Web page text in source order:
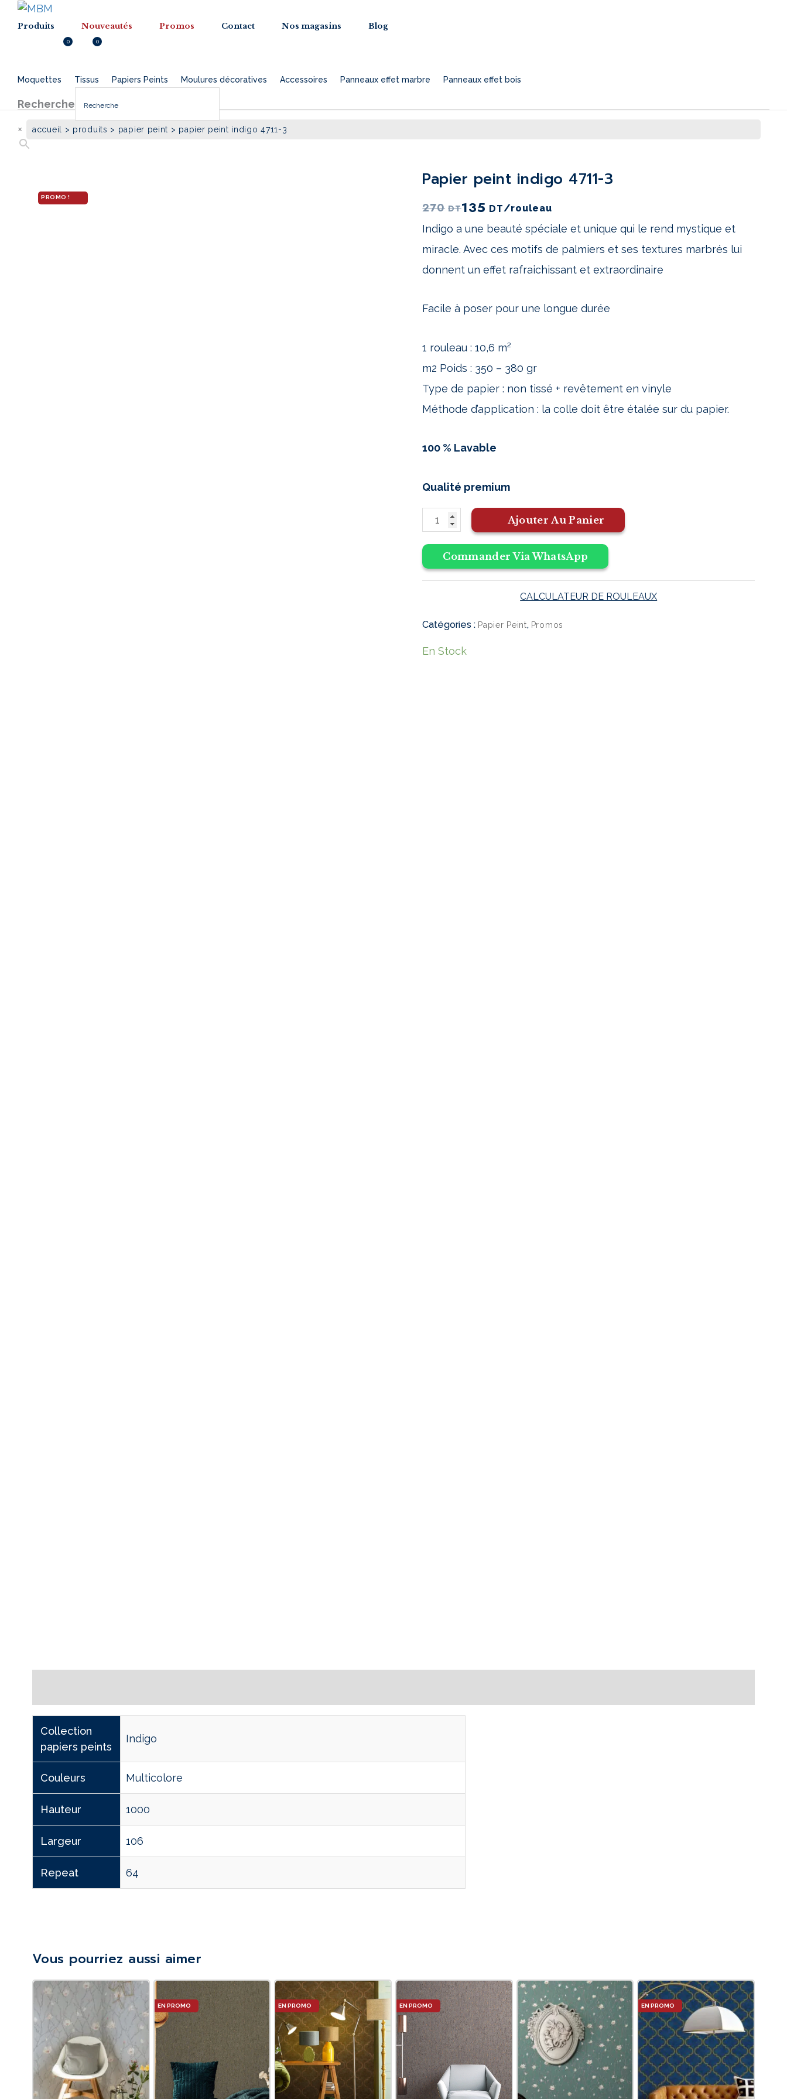
Produits Nouveautés Promos Contact Nos magasins Blog
Inscription
0 0
0.000
Moquettes Tissus Papiers Peints Moulures décoratives Accessoires Panneaux effet marbre Panneaux effet bois
Recherche
× accueil > produits > papier peint > papier peint indigo 4711-3
PROMO !
papier peint indigo 4711-3
270 DT135 DT/rouleau
prix
Indigo a une beauté spéciale et unique qui le rend mystique et
miracle. Avec ces motifs de palmiers et ses textures marbrés lui
donnent un effet rafraichissant et extraordinaire
Facile à poser pour une longue durée
1 rouleau : 10,6 m²
m2 Poids : 350 – 380 gr
Type de papier : non tissé + revêtement en vinyle
Méthode d’application : la colle doit être étalée sur du papier.
100 % Lavable
Qualité premium
de
Papier
peint
4711-
3
Ajouter Au Panier
Commander Via WhatsApp
CALCULATEUR DE ROULEAUX
Catégories : Papier Peint, Promos
En Stock
Collection
papiers peints
Indigo
Couleurs Multicolore
Hauteur 1000
Largeur 106
Repeat 64
Vous pourriez aussi aimer
Le
prix
actuel
est :
135DT.
Le
prix
actuel
est :
135DT.
Le
prix
actuel
est :
135DT.
Le
prix
actuel
est :
135DT.
Menu
Menu